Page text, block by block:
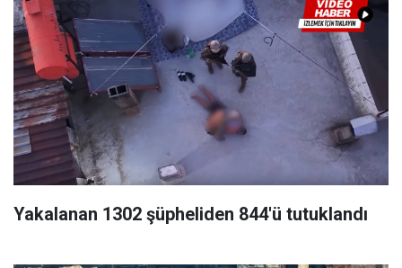
Yakalanan 1302 şüpheliden 844'ü tutuklandı